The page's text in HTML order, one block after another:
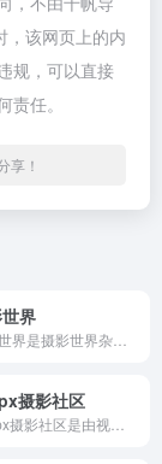
，该网页上的内
规，可以直接
任。
享！
界
摄影社区